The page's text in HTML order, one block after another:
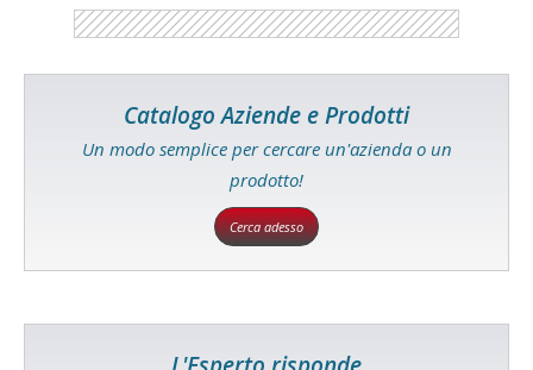
Catalogo Aziende e Prodotti
Un modo semplice per cercare un'azienda o un
prodotto!
Cerca adesso